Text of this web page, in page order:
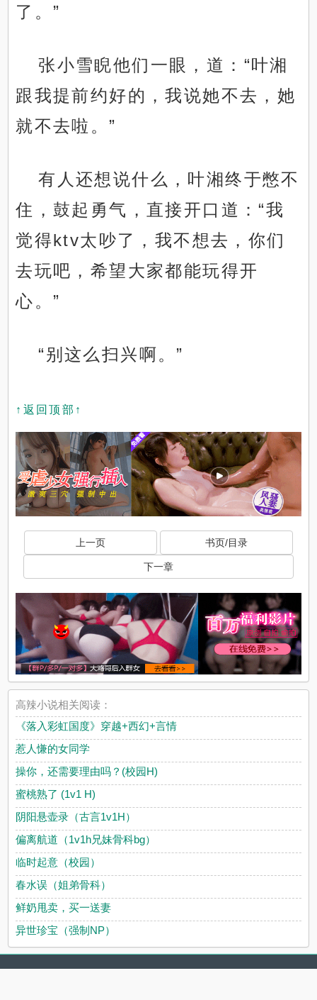
了。”
张小雪睨他们一眼，道：“叶湘
跟我提前约好的，我说她不去，她
就不去啦。”
有人还想说什么，叶湘终于憋不
住，鼓起勇气，直接开口道：“我
觉得ktv太吵了，我不想去，你们
去玩吧，希望大家都能玩得开
心。”
“别这么扫兴啊。”
↑返回顶部↑
上一页 书页/目录
下一章
高辣小说相关阅读：
《落入彩虹国度》穿越+西幻+言情
惹人慊的女同学
操你，还需要理由吗？(校园H)
蜜桃熟了 (1v1 H)
阴阳悬壶录（古言1v1H）
偏离航道（1v1h兄妹骨科bg）
临时起意（校园）
春水误（姐弟骨科）
鲜奶甩卖，买一送妻
异世珍宝（强制NP）